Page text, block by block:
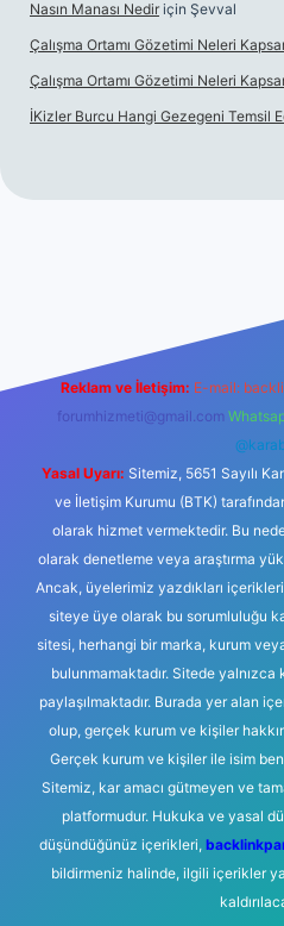
Nasın Manası Nedir için Şevval
Çalışma Ortamı Gözetimi Neleri
Çalışma Ortamı Gözetimi Neleri
İKizler Burcu Hangi Gezegeni Temsil
Reklam ve İletişim: E-mail:
forumhizmeti@gmail.com
Yasal Uyarı: Sitemiz, 5651 Sayılı
ve İletişim Kurumu (BTK)
olarak hizmet vermektedir. Bu
olarak denetleme veya araştırma
Ancak, üyelerimiz yazdıkları
siteye üye olarak bu sorumluluğu
sitesi, herhangi bir marka, kurum
bulunmamaktadır. Sitede yalnızca
paylaşılmaktadır. Burada yer alan
olup, gerçek kurum ve kişiler
Gerçek kurum ve kişiler ile isim
Sitemiz, kar amacı gütmeyen ve
platformudur. Hukuka ve yasal
düşündüğünüz içerikleri,
bildirmeniz halinde, ilgili içerikler